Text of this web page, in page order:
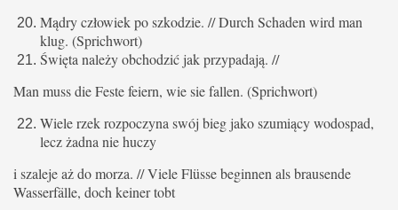
Mądry człowiek po szkodzie. // Durch Schaden wird man
klug. (Sprichwort)
Święta należy obchodzić jak przypadają. //
Man muss die Feste feiern, wie sie fallen. (Sprichwort)
Wiele rzek rozpoczyna swój bieg jako szumiący wodospad,
lecz żadna nie huczy
i szaleje aż do morza. // Viele Flüsse beginnen als brausende
Wasserfälle, doch keiner tobt